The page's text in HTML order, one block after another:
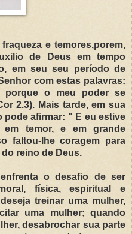
e temores,porem,
de Deus em tempo
em seu seu períodode
com estas palavras:
porque o meu poder se
2.3). Mais tarde, em sua
pode afirmar: " E eu estive
temor, e em grande
faltou-lhe coragem para
reino de Deus.
o desafio de ser
física, espiritual e
treinar uma mulher,
uma mulher; quando
desabrochar sua parte